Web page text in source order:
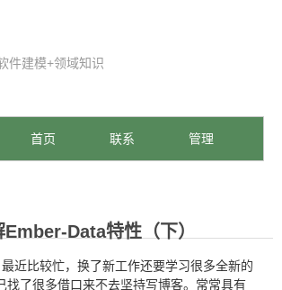
件建模+领域知识
首页 联系 管理
Data特性（下）
近比较忙，换了新工作还要学习很多全新的
找了很多借口来不去坚持写博客。常常具有